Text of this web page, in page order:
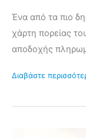
Ένα από τα πιο
χάρτη πορείας
αποδοχής
Διαβάστε